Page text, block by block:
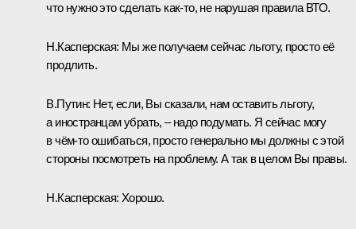
что нужно это сделать как‑то, не нарушая правила ВТО.
Н.Касперская: Мы же получаем сейчас льготу, просто её
продлить.
В.Путин: Нет, если, Вы сказали, нам оставить льготу,
а иностранцам убрать, – надо подумать. Я сейчас могу
в чём‑то ошибаться, просто генерально мы должны с этой
стороны посмотреть на проблему. А так в целом Вы правы.
Н.Касперская: Хорошо.